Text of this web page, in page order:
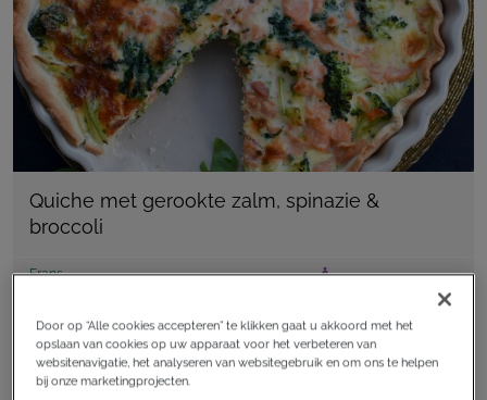
Quiche met gerookte zalm, spinazie &
broccoli
Frans
recept
Door op “Alle cookies accepteren” te klikken gaat u akkoord met het
opslaan van cookies op uw apparaat voor het verbeteren van
websitenavigatie, het analyseren van websitegebruik en om ons te helpen
bij onze marketingprojecten.